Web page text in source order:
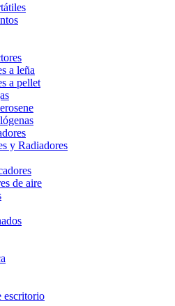
a leña
a pellet
y Radiadores
de aire
escritorio